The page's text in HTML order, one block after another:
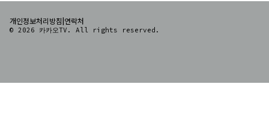
개인정보처리방침|연락처
© 2026 카카오TV. All rights reserved.